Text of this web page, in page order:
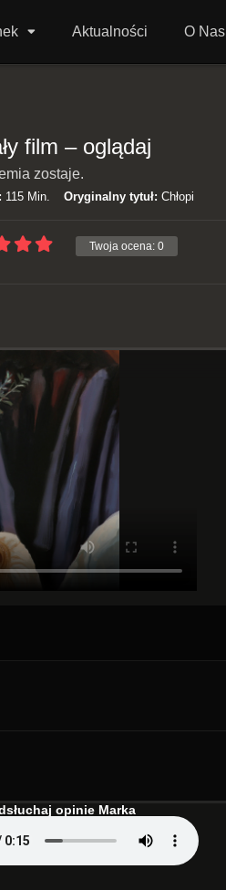
Aktualności O Nas
film – oglądaj
zostaje.
115 Min. Oryginalny tytuł: Chłopi
Twoja ocena: 0
opinie Marka